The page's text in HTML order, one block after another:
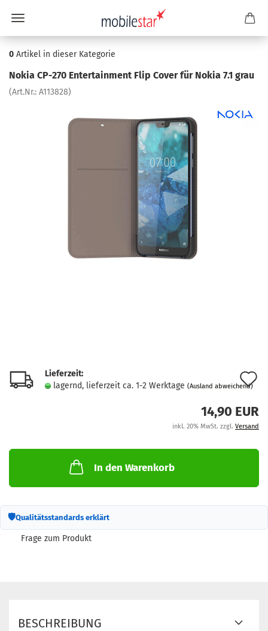
0 Artikel in dieser Kategorie
Nokia CP-​270 En­ter­tain­ment Flip Cover für Nokia 7.1 grau
(Art.Nr.: A113828)
Lieferzeit:
lagernd, lieferzeit ca. 1-2 Werktage (Ausland abweichend)
14,90 EUR
inkl. 20% MwSt. zzgl. Versand
In den Warenkorb
🛡Qualitätsstandards erklärt
Frage zum Produkt
BESCHREIBUNG